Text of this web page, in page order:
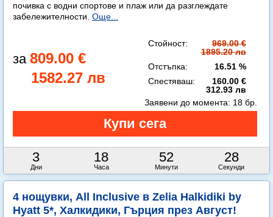
почивка с водни спортове и плаж или да разглеждате
забележителности. Още...
809.00 €
1582.27 лв
Стойност:
969.00 €
1895.20 лв
Отстъпка:
16.51 %
Спестяваш:
160.00 €
312.93 лв
3
Дни
18
Часа
52
Минути
26
Секунди
Заявени до момента: 18 бр.
4 нощувки, All Inclusive в Zelia Halkidiki by
Hyatt 5*, Халкидики, Гърция през Август!